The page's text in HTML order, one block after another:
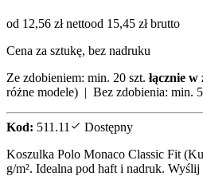
od 12,56 zł nettood 15,45 zł brutto
Cena za sztukę, bez nadruku
Ze zdobieniem: min. 20 szt. łącznie
różne modele) | Bez zdobienia: min.
Kod: 511.11
Dostępny
Koszulka Polo Monaco Classic Fit
g/m². Idealna pod haft i nadruk.